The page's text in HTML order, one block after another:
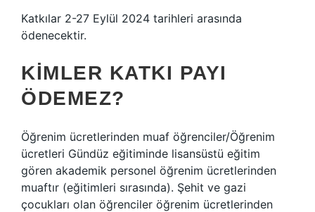
Katkılar 2-27 Eylül 2024 tarihleri ​​arasında
ödenecektir.
KIMLER KATKI PAYI
ÖDEMEZ?
Öğrenim ücretlerinden muaf öğrenciler/Öğrenim
ücretleri Gündüz eğitiminde lisansüstü eğitim
gören akademik personel öğrenim ücretlerinden
muaftır (eğitimleri sırasında). Şehit ve gazi
çocukları olan öğrenciler öğrenim ücretlerinden